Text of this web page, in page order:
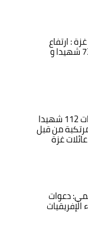
: ارتفاع
الضحايا إلى 73384 شهيدا و
العفو الدولية: انتشال رفات 112 شهيدا
من قبل
غزة
دعوات